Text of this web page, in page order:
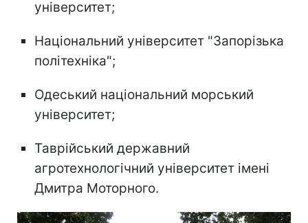
університет;
Національний університет "Запорізька
політехніка";
Одеський національний морський
університет;
Таврійський державний
агротехнологічний університет імені
Дмитра Моторного.